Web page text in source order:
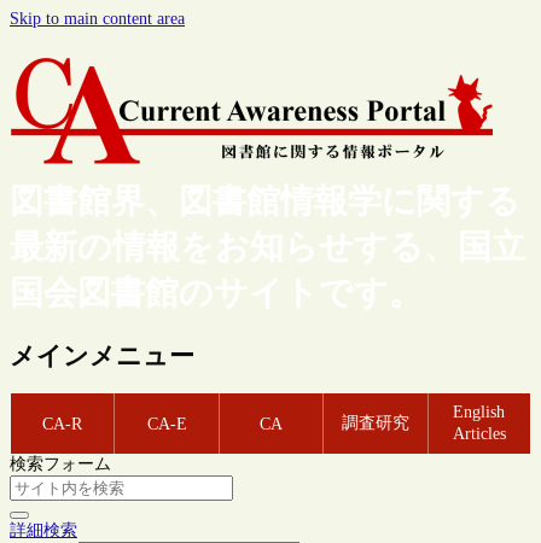
Skip to main content area
図書館界、図書館情報学に関する
最新の情報をお知らせする、国立
国会図書館のサイトです。
メインメニュー
CA-R CA-E CA 調査研究
English
Articles
検索フォーム
詳細検索